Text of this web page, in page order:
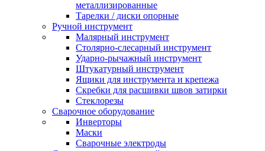
металлизированные
Тарелки / диски опорные
Ручной инструмент
Малярный инструмент
Столярно-слесарный инструмент
Ударно-рычажный инструмент
Штукатурный инструмент
Ящики для инструмента и крепежа
Скребки для расшивки швов затирки
Стеклорезы
Сварочное оборудование
Инверторы
Маски
Сварочные электроды